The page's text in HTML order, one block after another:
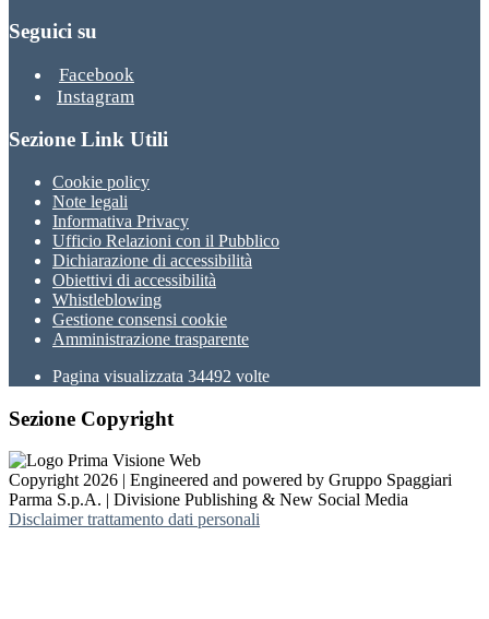
Seguici su
Facebook
Instagram
Sezione Link Utili
Cookie policy
Note legali
Informativa Privacy
Ufficio Relazioni con il Pubblico
Dichiarazione di accessibilità
Obiettivi di accessibilità
Whistleblowing
Gestione consensi cookie
Amministrazione trasparente
Pagina visualizzata 34492 volte
Sezione Copyright
Copyright 2026 | Engineered and powered by Gruppo Spaggiari
Parma S.p.A. | Divisione Publishing & New Social Media
Disclaimer trattamento dati personali